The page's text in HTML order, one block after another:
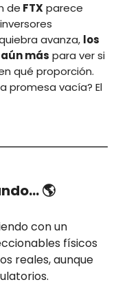
de FTX parece
avanza, los
más para ver si
qué proporción.
promesa vacía? El
🌎
con un
físicos
reales, aunque